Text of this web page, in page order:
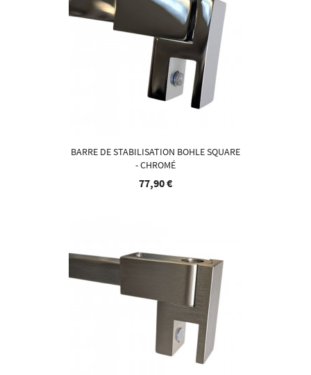
BARRE DE STABILISATION BOHLE SQUARE
- CHROMÉ
77,90 €